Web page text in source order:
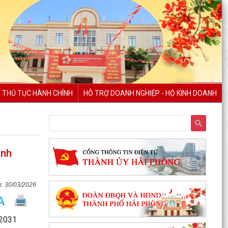
THỦ TỤC HÀNH CHÍNH HỖ TRỢ DOANH NGHIỆP - HỘ KINH DOANH
30/03/2026